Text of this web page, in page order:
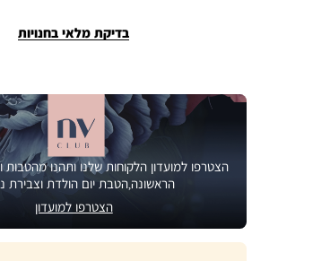
בדיקת מלאי בחנויות
הצטרפו למועדון הלקוחות שלנו ותהנו
הראשונה,הטבת יום הולדת וצבירת
הצטרפו למועדון